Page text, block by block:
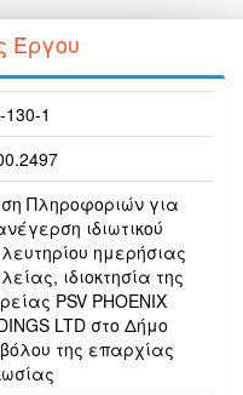
Έργου
1
Πληροφοριών για
ιδιωτικού
ημερήσιας
ιδιοκτησία της
PSV PHOENIX
LTD στο Δήμο
της επαρχίας